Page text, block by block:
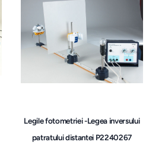
Legile fotometriei -Legea inversului
patratului distantei P2240267